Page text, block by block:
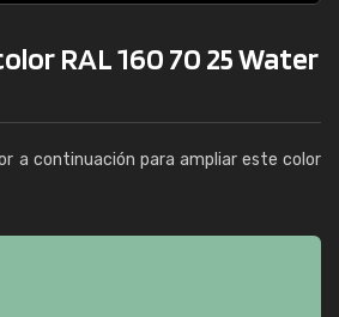
RAL 160 70 25 Water
a continuación para ampliar este color